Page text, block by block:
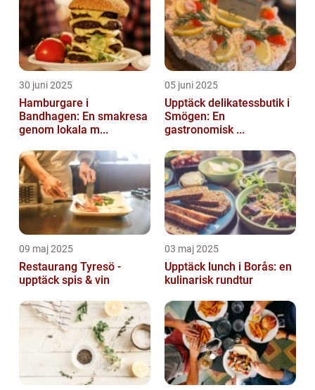
30 juni 2025
Hamburgare i
Bandhagen: En smakresa
genom lokala m...
05 juni 2025
Upptäck delikatessbutik i
Smögen: En
gastronomisk ...
09 maj 2025
Restaurang Tyresö -
upptäck spis & vin
03 maj 2025
Upptäck lunch i Borås: en
kulinarisk rundtur